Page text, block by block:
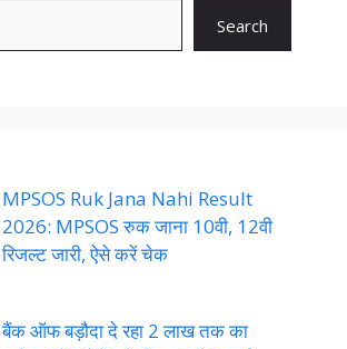
Search
MPSOS Ruk Jana Nahi Result
2026: MPSOS रुक जाना 10वी, 12वी
रिजल्ट जारी, ऐसे करें चेक
बैंक ऑफ बड़ौदा दे रहा 2 लाख तक का